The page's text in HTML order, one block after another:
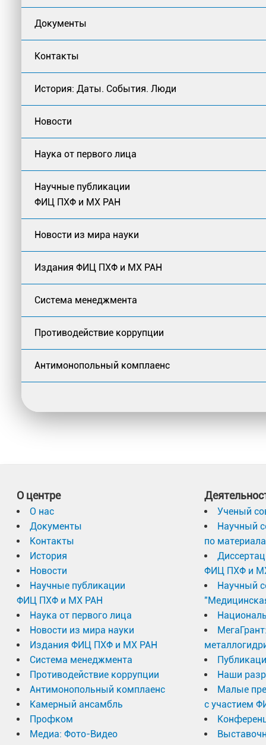
Документы
Контакты
История: Даты. События. Люди
Новости
Наука от первого лица
Научные публикации
ФИЦ ПХФ и МХ РАН
Новости из мира науки
Издания ФИЦ ПХФ и МХ РАН
Система менеджмента
Противодействие коррупции
Антимонопольный комплаенс
О центре
О нас
Документы
Контакты
История
Новости
Научные публикации
ФИЦ ПХФ и МХ РАН
Наука от первого лица
Новости из мира науки
Издания ФИЦ ПХФ и МХ РАН
Система менеджмента
Противодействие коррупции
Антимонопольный комплаенс
Камерный ансамбль
Профком
Медиа: Фото-Видео
Ученый
Научный
по
ФИЦ ПХФ и
Научный
Наши
Малые
с участием